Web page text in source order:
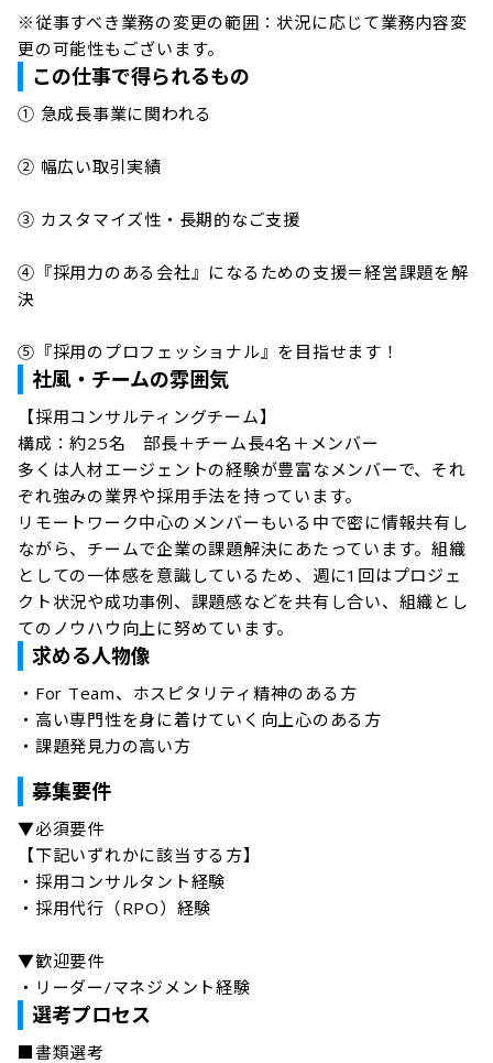
※従事すべき業務の変更の範囲：状況に応じて業務内容変
更の可能性もございます。
この仕事で得られるもの
① 急成長事業に関われる
② 幅広い取引実績
③ カスタマイズ性・長期的なご支援
④『採用力のある会社』になるための支援＝経営課題を解
決
⑤『採用のプロフェッショナル』を目指せます！
社風・チームの雰囲気
【採用コンサルティングチーム】
構成：約25名　部長＋チーム長4名＋メンバー
多くは人材エージェントの経験が豊富なメンバーで、それ
ぞれ強みの業界や採用手法を持っています。
リモートワーク中心のメンバーもいる中で密に情報共有し
ながら、チームで企業の課題解決にあたっています。組織
としての一体感を意識しているため、週に1回はプロジェ
クト状況や成功事例、課題感などを共有し合い、組織とし
てのノウハウ向上に努めています。
求める人物像
・For Team、ホスピタリティ精神のある方
・高い専門性を身に着けていく向上心のある方
・課題発見力の高い方
募集要件
▼必須要件
【下記いずれかに該当する方】
・採用コンサルタント経験
・採用代行（RPO）経験
▼歓迎要件
・リーダー/マネジメント経験
選考プロセス
■書類選考